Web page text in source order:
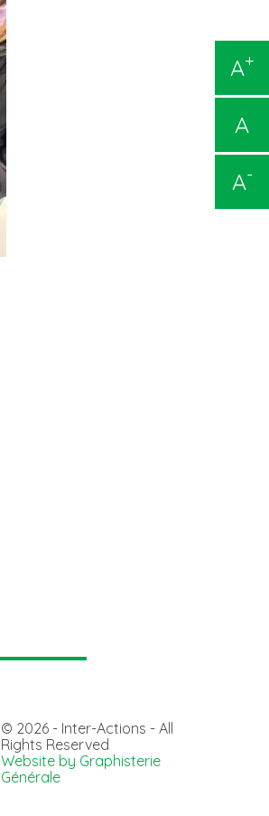
A+
A
A-
© 2026 - Inter-Actions - All
Rights Reserved
Website by Graphisterie
Générale